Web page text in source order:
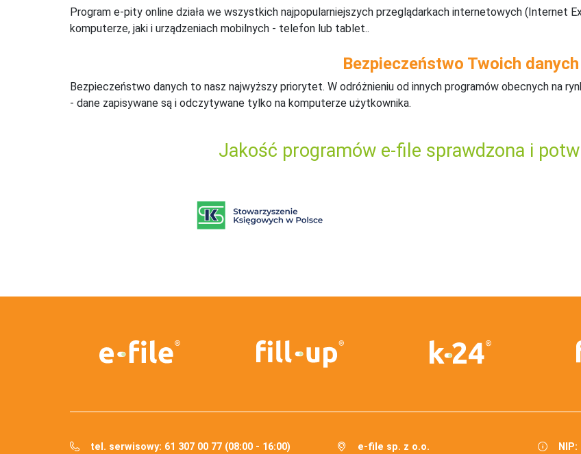
Program e-pity online działa we wszystkich najpopularniejszych przeglądarkach internetowych (Internet
komputerze, jaki i urządzeniach mobilnych - telefon lub tablet..
Bezpieczeństwo Twoich danych
Bezpieczeństwo danych to nasz najwyższy priorytet. W odróżnieniu od innych programów obecnych na
- dane zapisywane są i odczytywane tylko na komputerze użytkownika.
Jakość programów e-file sprawdzona i
tel. serwisowy: 61 307 00 77 (08:00 - 16:00)
e-file sp. z o.o.
NIP: